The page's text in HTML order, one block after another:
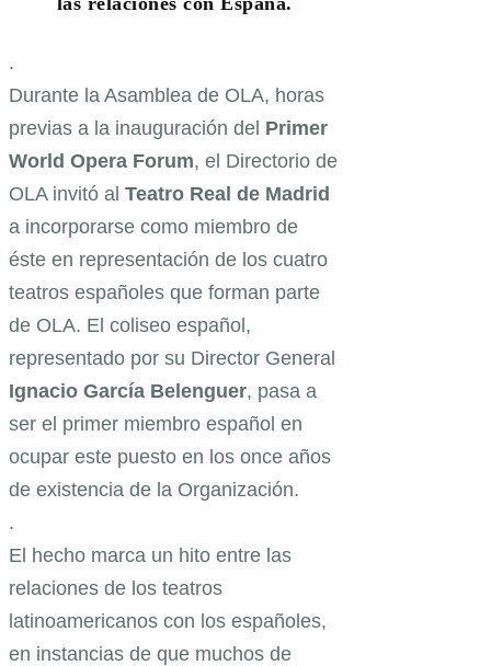
.
Durante la Asamblea de OLA, horas
previas a la inauguración del Primer
World Opera Forum, el Directorio de
OLA invitó al Teatro Real de Madrid
a incorporarse como miembro de
éste en representación de los cuatro
teatros españoles que forman parte
de OLA. El coliseo español,
representado por su Director General
Ignacio García Belenguer, pasa a
ser el primer miembro español en
ocupar este puesto en los once años
de existencia de la Organización.
.
El hecho marca un hito entre las
relaciones de los teatros
latinoamericanos con los españoles,
en instancias de que muchos de